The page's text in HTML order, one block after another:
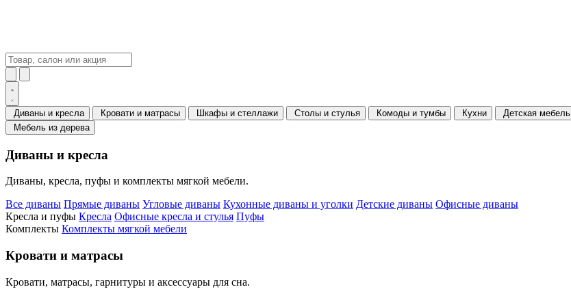
Диваны и кресла Кровати и матрасы Шкафы и стеллажи Столы и стулья Комоды и тумбы Кухни Детская мебель
Мебель из дерева
Диваны и кресла
Диваны, кресла, пуфы и комплекты мягкой мебели.
Все диваны Прямые диваны Угловые диваны Кухонные диваны и уголки Детские диваны Офисные диваны
Кресла и пуфы Кресла Офисные кресла и стулья Пуфы
Комплекты Комплекты мягкой мебели
Кровати и матрасы
Кровати, матрасы, гарнитуры и аксессуары для сна.